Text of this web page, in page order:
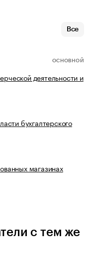
Все
ОСНОВНОЙ
деятельности и
бухгалтерского
магазинах
с тем же